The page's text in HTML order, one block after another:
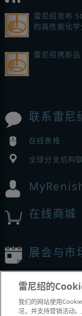
雷尼绍发布
的高性能化
雷尼绍携新
联系雷尼
在线表格
全球分支机构
在线商城
展会与市
雷尼绍的
我们的网站使用
况，并支持营销活动